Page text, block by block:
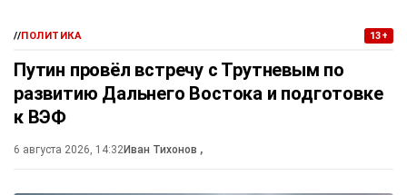
//ПОЛИТИКА 13+
Путин провёл встречу с Трутневым по
развитию Дальнего Востока и подготовке
к ВЭФ
6 августа 2026, 14:32Иван Тихонов ,